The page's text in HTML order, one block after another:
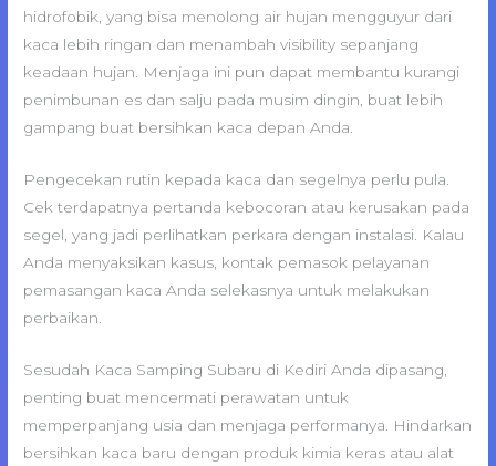
hidrofobik, yang bisa menolong air hujan mengguyur dari
kaca lebih ringan dan menambah visibility sepanjang
keadaan hujan. Menjaga ini pun dapat membantu kurangi
penimbunan es dan salju pada musim dingin, buat lebih
gampang buat bersihkan kaca depan Anda.
Pengecekan rutin kepada kaca dan segelnya perlu pula.
Cek terdapatnya pertanda kebocoran atau kerusakan pada
segel, yang jadi perlihatkan perkara dengan instalasi. Kalau
Anda menyaksikan kasus, kontak pemasok pelayanan
pemasangan kaca Anda selekasnya untuk melakukan
perbaikan.
Sesudah Kaca Samping Subaru di Kediri Anda dipasang,
penting buat mencermati perawatan untuk
memperpanjang usia dan menjaga performanya. Hindarkan
bersihkan kaca baru dengan produk kimia keras atau alat